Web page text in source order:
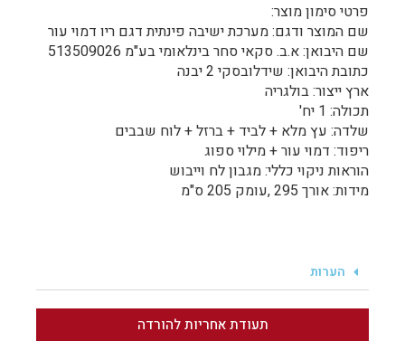
פרטי סימון מוצר:
שם המוצר ודגם: מערכת ישיבה פינתית דגם ריו דמוי עור
שם היבואן: א.ב. סקאי סחר בינלאומי בע"מ 513509026
כתובת היבואן: שידלובסקי 2 יבנה
ארץ ייצור: בולגריה
תכולה: 1 יח'
שלדה: עץ מלא + לביד + ברזל + לוח שבבים
ריפוד: דמוי עור + מילוי ספוג
הוראות ניקוי כללי: מגבון לח וייבוש
מידות: אורך 295 ,עומק 205 ס"מ
הערות
תעודת אחריות להורדה